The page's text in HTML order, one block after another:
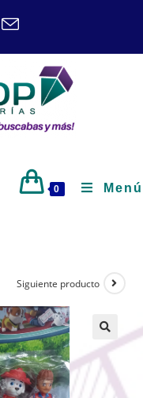
0 Menú
Siguiente producto
🔍